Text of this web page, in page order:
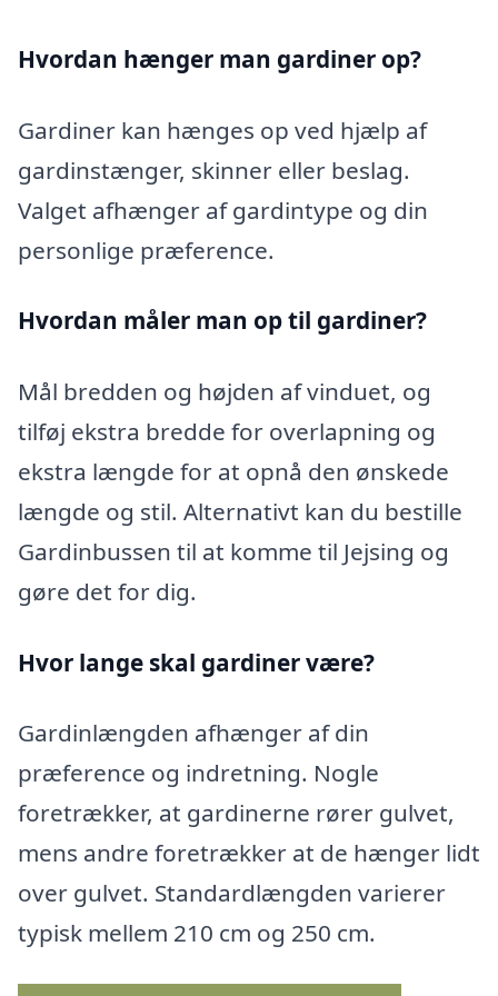
Hvordan hænger man gardiner op?
Gardiner kan hænges op ved hjælp af
gardinstænger, skinner eller beslag.
Valget afhænger af gardintype og din
personlige præference.
Hvordan måler man op til gardiner?
Mål bredden og højden af vinduet, og
tilføj ekstra bredde for overlapning og
ekstra længde for at opnå den ønskede
længde og stil. Alternativt kan du bestille
Gardinbussen til at komme til Jejsing og
gøre det for dig.
Hvor lange skal gardiner være?
Gardinlængden afhænger af din
præference og indretning. Nogle
foretrækker, at gardinerne rører gulvet,
mens andre foretrækker at de hænger lidt
over gulvet. Standardlængden varierer
typisk mellem 210 cm og 250 cm.